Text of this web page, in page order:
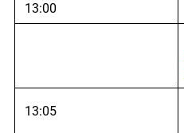
13:00
13:05